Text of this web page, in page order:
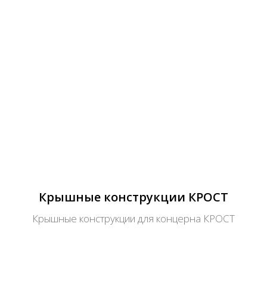
Крышные конструкции КРОСТ
Крышные конструкции для концерна КРОСТ